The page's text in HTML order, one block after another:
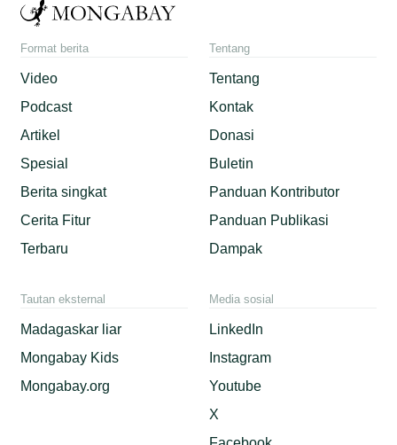
Format berita
Video
Podcast
Artikel
Spesial
Berita singkat
Cerita Fitur
Terbaru
Tentang
Tentang
Kontak
Donasi
Buletin
Panduan Kontributor
Panduan Publikasi
Dampak
Tautan eksternal
Madagaskar liar
Mongabay Kids
Mongabay.org
Media sosial
LinkedIn
Instagram
Youtube
X